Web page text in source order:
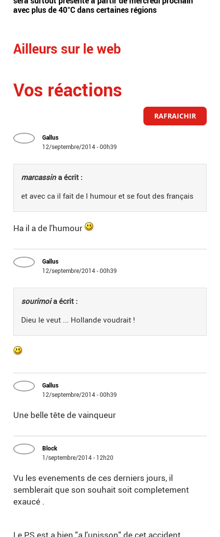
avec plus de 40°C dans certaines régions
Ailleurs sur le web
Vos réactions
RAFRAICHIR
Gallus
12/septembre/2014 - 00h39
marcassina écrit :
et avec ca il fait de l humour et se fout des français
Ha il a de l'humour
Gallus
12/septembre/2014 - 00h39
sourimoia écrit :
Dieu le veut ... Hollande voudrait !
Gallus
12/septembre/2014 - 00h39
Une belle tête de vainqueur
Block
1/septembre/2014 - 12h20
Vu les evenements de ces derniers jours, il
semblerait que son souhait soit completement
exaucé .